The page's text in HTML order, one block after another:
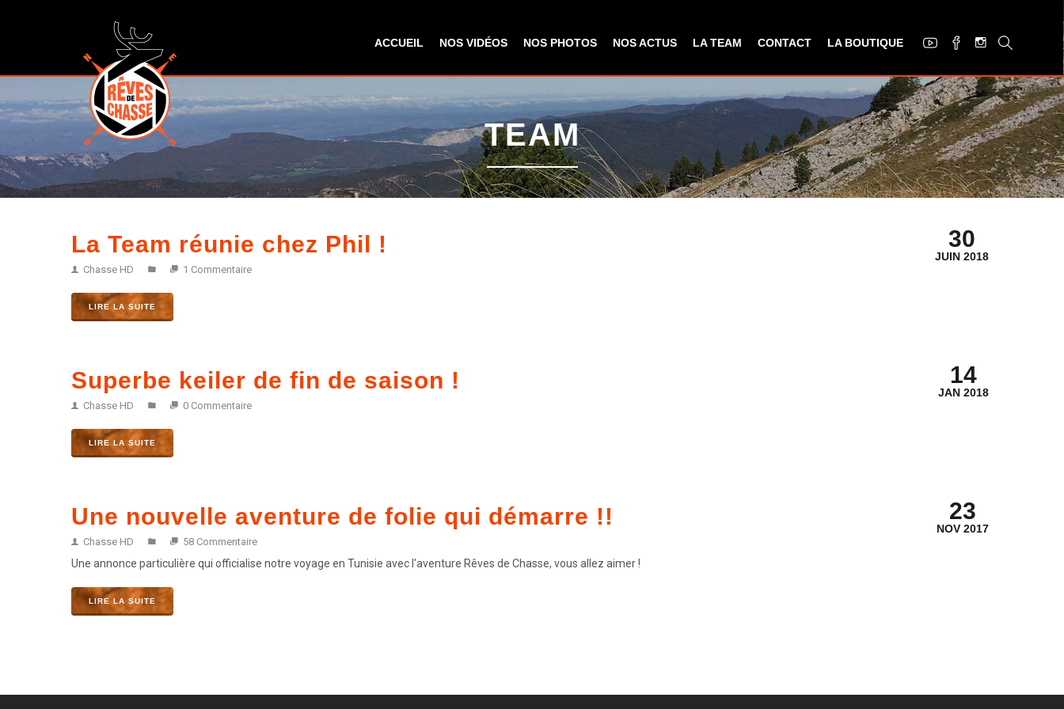
principal
ACCUEIL NOS VIDÉOS NOS PHOTOS NOS ACTUS LA TEAM CONTACT LA BOUTIQUE
TEAM
La Team réunie chez Phil !
Chasse HD 1 Commentaire
30
JUIN 2018
LIRE LA SUITE
Superbe keiler de fin de saison !
Chasse HD 0 Commentaire
14
JAN 2018
LIRE LA SUITE
Une nouvelle aventure de folie qui démarre !!
Chasse HD 58 Commentaire
23
NOV 2017
Une annonce particulière qui officialise notre voyage en Tunisie avec l'aventure Rêves de Chasse, vous allez aimer !
LIRE LA SUITE